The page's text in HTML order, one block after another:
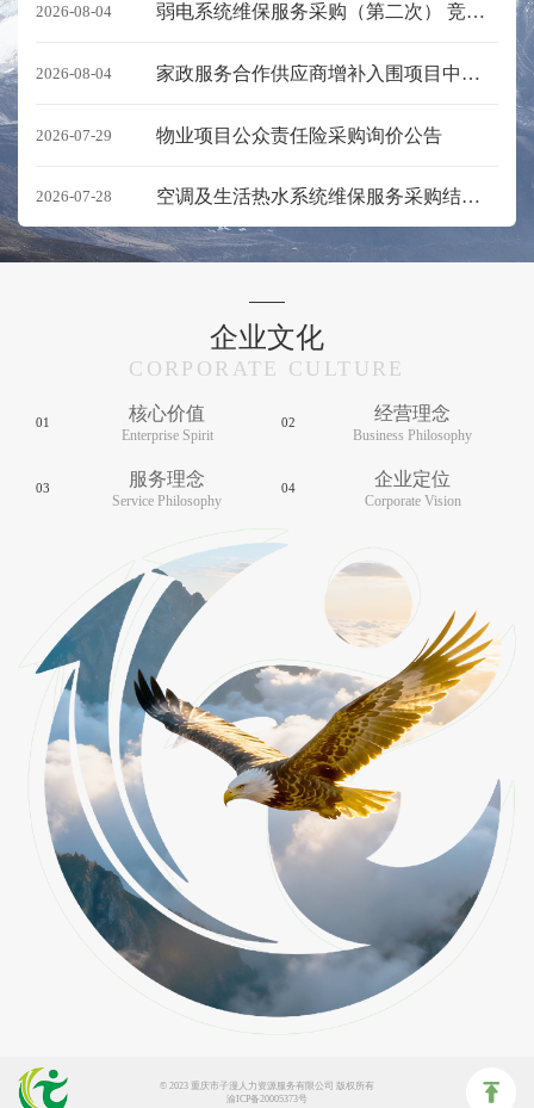
2026-08-04 弱电系统维保服务采购（第二次） 竞争性比选公告
2026-08-04 家政服务合作供应商增补入围项目中标结果公示
2026-07-29 物业项目公众责任险采购询价公告
2026-07-28 空调及生活热水系统维保服务采购结果公示
企业文化
CORPORATE CULTURE
01 核心价值
Enterprise Spirit
02 经营理念
Business Philosophy
03 服务理念
Service Philosophy
04 企业定位
Corporate Vision
© 2023 重庆市子漫人力资源服务有限公司 版权所有
渝ICP备20005373号